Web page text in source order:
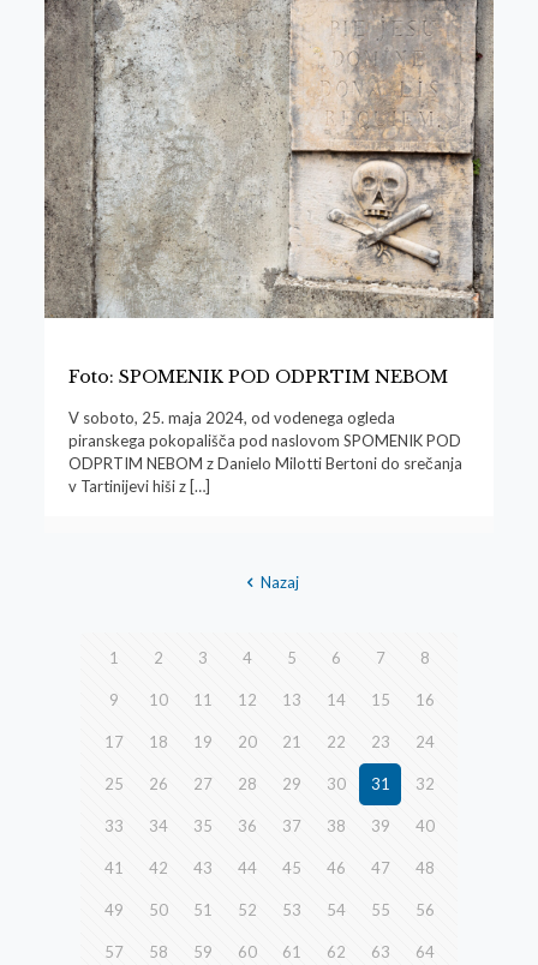
Foto: SPOMENIK POD ODPRTIM NEBOM
V soboto, 25. maja 2024, od vodenega ogleda
piranskega pokopališča pod naslovom SPOMENIK POD
ODPRTIM NEBOM z Danielo Milotti Bertoni do srečanja
v Tartinijevi hiši z[…]
Nazaj
1 2 3 4 5 6 7 8
9 10 11 12 13 14 15 16
17 18 19 20 21 22 23 24
25 26 27 28 29 30 31 32
33 34 35 36 37 38 39 40
41 42 43 44 45 46 47 48
49 50 51 52 53 54 55 56
57 58 59 60 61 62 63 64